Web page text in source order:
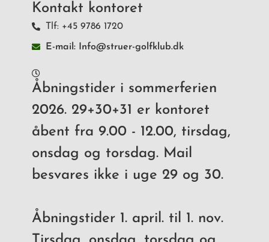
Kontakt kontoret
Tlf: +45 9786 1720
E-mail: Info@struer-golfklub.dk
Åbningstider i sommerferien
2026. 29+30+31 er kontoret
åbent fra 9.00 - 12.00, tirsdag,
onsdag og torsdag. Mail
besvares ikke i uge 29 og 30.
Åbningstider 1. april. til 1. nov.